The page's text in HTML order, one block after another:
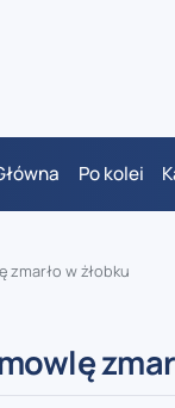
Po kolei
w żłobku